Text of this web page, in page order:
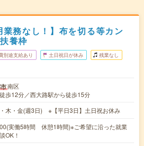
業務なし！】布を切る等カン
養枠
別途支給あり 土日祝日が休み 残業なし
南区
歩12分／西大路駅から徒歩15分
木・金(週3日) ※【平日3日】土日祝お休み
実働5時間 休憩1時間)※ご希望に沿った就業
OK！